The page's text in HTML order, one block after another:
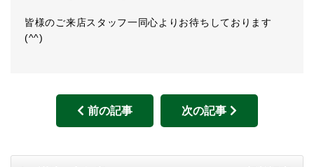
皆様のご来店スタッフ一同心よりお待ちしております
(^^)
前の記事 次の記事